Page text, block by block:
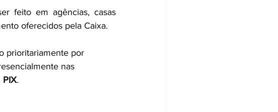
feito em agências, casas
oferecidos pela Caixa.
prioritariamente por
nas
PIX.